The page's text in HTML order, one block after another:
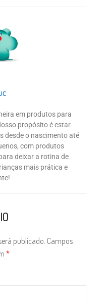
em produtos para
propósito é estar
desde o nascimento até
com produtos
deixar a rotina de
mais prática e
publicado. Campos
*